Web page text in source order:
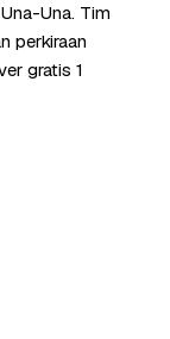
Una. Tim
perkiraan
gratis 1